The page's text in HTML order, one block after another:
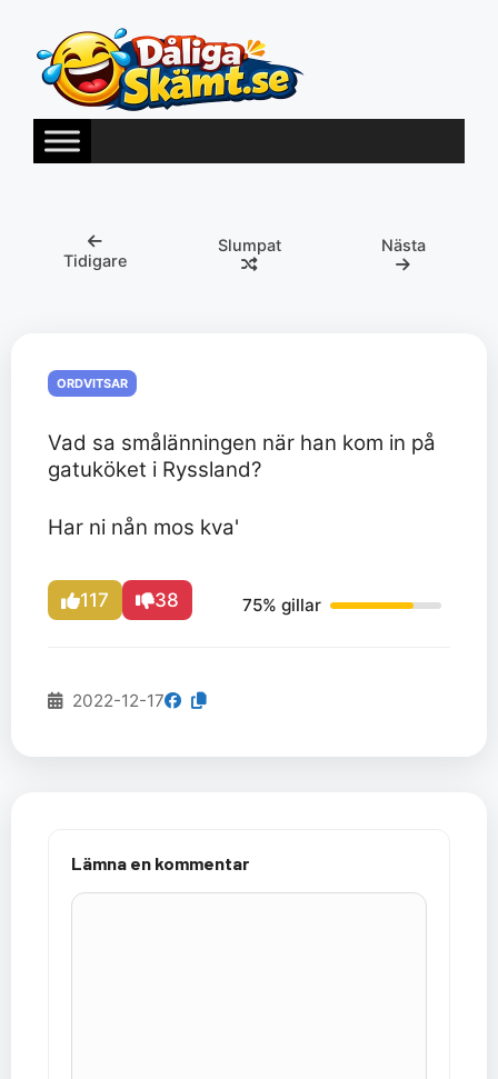
innehåll
Tidigare
Slumpat Nästa
ORDVITSAR
Vad sa smålänningen när han kom in på
gatuköket i Ryssland?
Har ni nån mos kva'
117 38 75% gillar
2022-12-17
Lämna en kommentar
Kommentar